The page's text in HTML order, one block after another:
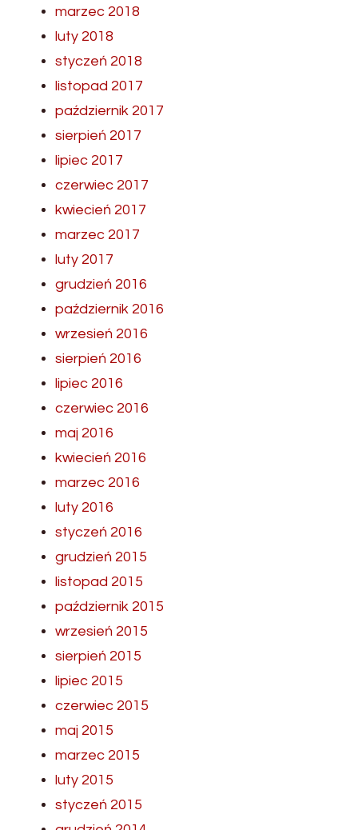
marzec 2018
luty 2018
styczeń 2018
listopad 2017
październik 2017
sierpień 2017
lipiec 2017
czerwiec 2017
kwiecień 2017
marzec 2017
luty 2017
grudzień 2016
październik 2016
wrzesień 2016
sierpień 2016
lipiec 2016
czerwiec 2016
maj 2016
kwiecień 2016
marzec 2016
luty 2016
styczeń 2016
grudzień 2015
listopad 2015
październik 2015
wrzesień 2015
sierpień 2015
lipiec 2015
czerwiec 2015
maj 2015
marzec 2015
luty 2015
styczeń 2015